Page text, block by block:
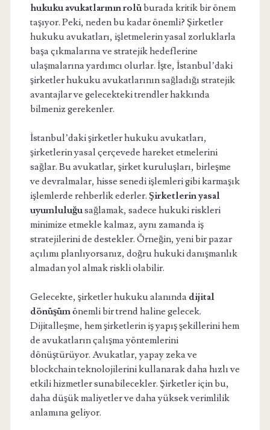
hukuku avukatlarının rolüburada kritik bir önem
taşıyor. Peki, neden bu kadar önemli? Şirketler
hukuku avukatları, işletmelerin yasal zorluklarla
başa çıkmalarına ve stratejik hedeflerine
ulaşmalarına yardımcı olurlar. İşte, İstanbul’daki
şirketler hukuku avukatlarının sağladığı stratejik
avantajlar ve gelecekteki trendler hakkında
bilmeniz gerekenler.
İstanbul’daki şirketler hukuku avukatları,
şirketlerin yasal çerçevede hareket etmelerini
sağlar. Bu avukatlar, şirket kuruluşları, birleşme
ve devralmalar, hisse senedi işlemleri gibi karmaşık
işlemlerde rehberlik ederler. Şirketlerin yasal
uyumluluğusağlamak, sadece hukuki riskleri
minimize etmekle kalmaz, aynı zamanda iş
stratejilerini de destekler. Örneğin, yeni bir pazar
açılımı planlıyorsanız, doğru hukuki danışmanlık
almadan yol almak riskli olabilir.
Gelecekte, şirketler hukuku alanında dijital
dönüşümönemli bir trend haline gelecek.
Dijitalleşme, hem şirketlerin iş yapış şekillerini hem
de avukatların çalışma yöntemlerini
dönüştürüyor. Avukatlar, yapay zeka ve
blockchain teknolojilerini kullanarak daha hızlı ve
etkili hizmetler sunabilecekler. Şirketler için bu,
daha düşük maliyetler ve daha yüksek verimlilik
anlamına geliyor.